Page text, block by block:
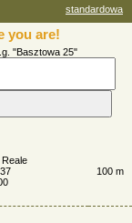
standardowa
you are!
"Basztowa 25"
100 m